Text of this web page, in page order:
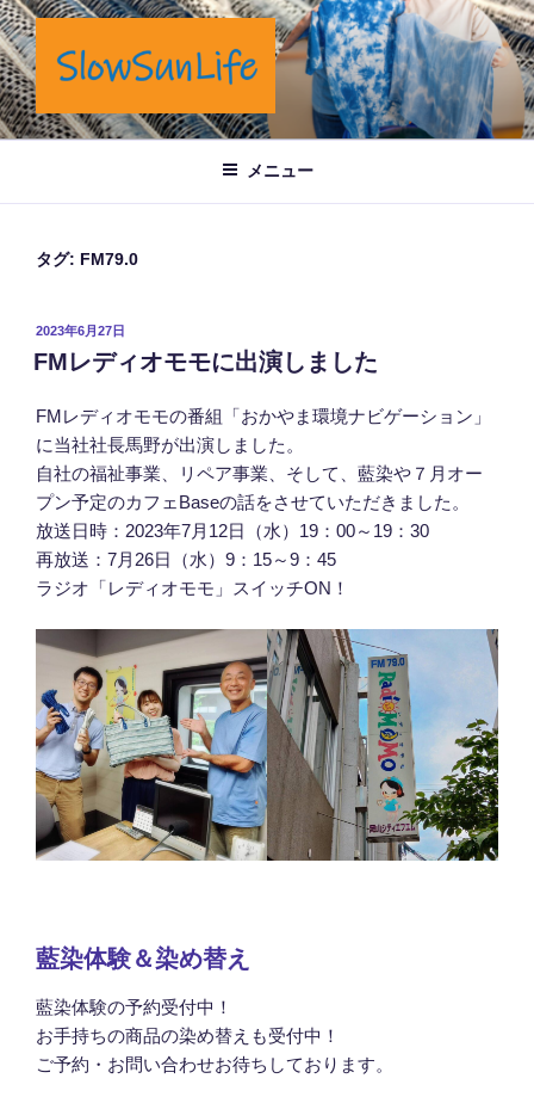
コ
ン
テ
ン
ツ
岡山市奉還町でカフェと藍染商品を製造販売しています。
メニュー
タグ: FM79.0
投
稿
日:
2023年6月27日
FMレディオモモに出演しました
FMレディオモモの番組「おかやま環境ナビゲーション」
に当社社長馬野が出演しました。
自社の福祉事業、リペア事業、そして、藍染や７月オー
プン予定のカフェBaseの話をさせていただきました。
放送日時：2023年7月12日（水）19：00～19：30
再放送：7月26日（水）9：15～9：45
ラジオ「レディオモモ」スイッチON！
藍染体験＆染め替え
藍染体験の予約受付中！
お手持ちの商品の染め替えも受付中！
ご予約・お問い合わせお待ちしております。